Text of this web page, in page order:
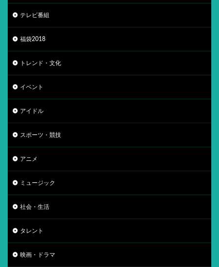
テレビ番組
福袋2018
トレンド・文化
イベント
アイドル
スポーツ・競技
アニメ
ミュージック
社会・生活
タレント
映画・ドラマ